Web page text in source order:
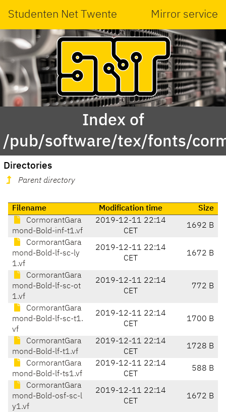
Studenten Net Twente Mirror service
Index of
/pub/software/tex/fonts/
Directories
Parent directory
Filename Modification time
Size
CormorantGara
mond-Bold-inf-t1.vf
2019-12-11 22:14
CET
1692 B
CormorantGara
mond-Bold-lf-sc-ly
1.vf
2019-12-11 22:14
CET
1672 B
CormorantGara
mond-Bold-lf-sc-ot
1.vf
2019-12-11 22:14
CET
772 B
CormorantGara
mond-Bold-lf-sc-t1.
vf
2019-12-11 22:14
CET
1700 B
CormorantGara
mond-Bold-lf-t1.vf
2019-12-11 22:14
CET
1728 B
CormorantGara
mond-Bold-lf-ts1.vf
2019-12-11 22:14
CET
588 B
CormorantGara
mond-Bold-osf-sc-l
y1.vf
2019-12-11 22:14
CET
1672 B